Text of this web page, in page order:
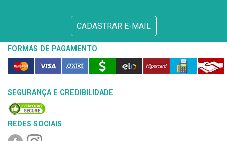
CADASTRAR E-MAIL
FORMAS DE PAGAMENTO
SEGURANÇA E CREDIBILIDADE
REDES SOCIAIS